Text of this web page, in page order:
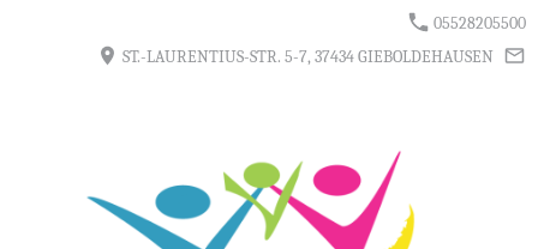
05528205500
ST.-LAURENTIUS-STR. 5-7, 37434 GIEBOLDEHAUSEN